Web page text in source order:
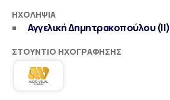
ΗΧΟΛΗΨΊΑ
Αγγελική Δημητρακοπούλου (ΙΙ)
ΣΤΟΎΝΤΙΟ ΗΧΟΓΡΆΦΗΣΗΣ